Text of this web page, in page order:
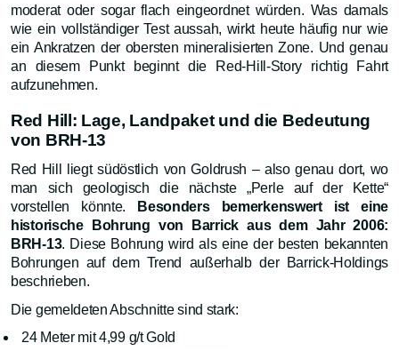
moderat oder sogar flach eingeordnet würden. Was damals
wie ein vollständiger Test aussah, wirkt heute häufig nur wie
ein Ankratzen der obersten mineralisierten Zone. Und genau
an diesem Punkt beginnt die Red-Hill-Story richtig Fahrt
aufzunehmen.
Red Hill: Lage, Landpaket und die Bedeutung
von BRH-13
Red Hill liegt südöstlich von Goldrush – also genau dort, wo
man sich geologisch die nächste „Perle auf der Kette“
vorstellen könnte.
Besonders bemerkenswert ist eine
historische Bohrung von Barrick aus dem Jahr 2006:
BRH-13. Diese Bohrung wird als eine der besten bekannten
Bohrungen auf dem Trend außerhalb der Barrick-Holdings
beschrieben.
Die gemeldeten Abschnitte sind stark:
24 Meter mit 4,99 g/t Gold